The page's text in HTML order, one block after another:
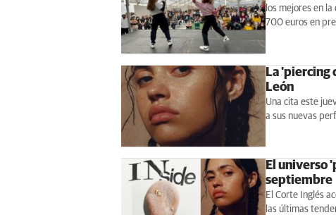
los mejores en
700 euros en
La 'piercing
León
Una cita este
a sus nuevas
El universo
septiembre
El Corte Inglés
las últimas